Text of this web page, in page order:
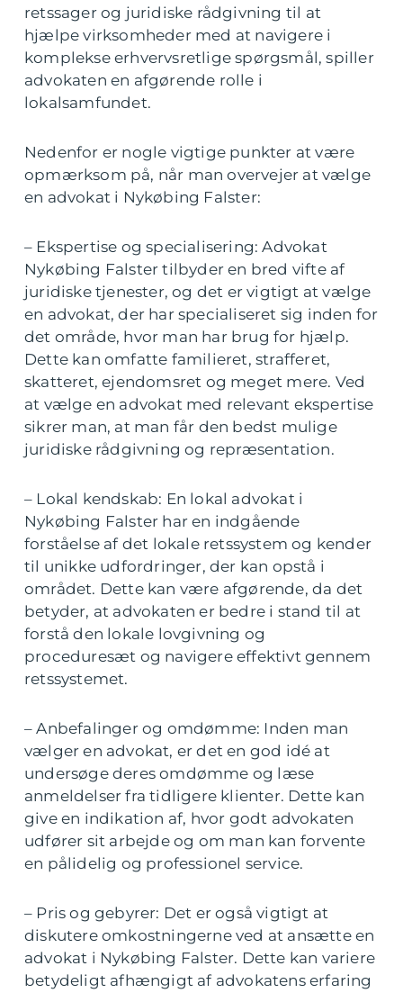
retssager og juridiske rådgivning til at
hjælpe virksomheder med at navigere i
komplekse erhvervsretlige spørgsmål, spiller
advokaten en afgørende rolle i
lokalsamfundet.
Nedenfor er nogle vigtige punkter at være
opmærksom på, når man overvejer at vælge
en advokat i Nykøbing Falster:
– Ekspertise og specialisering: Advokat
Nykøbing Falster tilbyder en bred vifte af
juridiske tjenester, og det er vigtigt at vælge
en advokat, der har specialiseret sig inden for
det område, hvor man har brug for hjælp.
Dette kan omfatte familieret, strafferet,
skatteret, ejendomsret og meget mere. Ved
at vælge en advokat med relevant ekspertise
sikrer man, at man får den bedst mulige
juridiske rådgivning og repræsentation.
– Lokal kendskab: En lokal advokat i
Nykøbing Falster har en indgående
forståelse af det lokale retssystem og kender
til unikke udfordringer, der kan opstå i
området. Dette kan være afgørende, da det
betyder, at advokaten er bedre i stand til at
forstå den lokale lovgivning og
proceduresæt og navigere effektivt gennem
retssystemet.
– Anbefalinger og omdømme: Inden man
vælger en advokat, er det en god idé at
undersøge deres omdømme og læse
anmeldelser fra tidligere klienter. Dette kan
give en indikation af, hvor godt advokaten
udfører sit arbejde og om man kan forvente
en pålidelig og professionel service.
– Pris og gebyrer: Det er også vigtigt at
diskutere omkostningerne ved at ansætte en
advokat i Nykøbing Falster. Dette kan variere
betydeligt afhængigt af advokatens erfaring